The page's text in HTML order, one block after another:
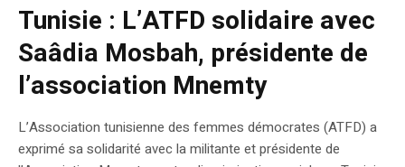
Tunisie : L’ATFD solidaire avec
Saâdia Mosbah, présidente de
l’association Mnemty
L’Association tunisienne des femmes démocrates (ATFD) a
exprimé sa solidarité avec la militante et présidente de